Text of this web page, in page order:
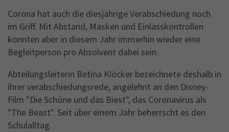
Corona hat auch die diesjährige Verabschiedung noch
im Griff. Mit Abstand, Masken und Einlasskontrollen
konnten aber in diesem Jahr immerhin wieder eine
Begleitperson pro Absolvent dabei sein.
Abteilungsleiterin Betina Klöcker bezeichnete deshalb in
ihrer verabschiedungsrede, angelehnt an den Disney-
Film "Die Schöne und das Biest", das Coronavirus als
"The Beast". Seit über einem Jahr beherrscht es den
Schulalltag.